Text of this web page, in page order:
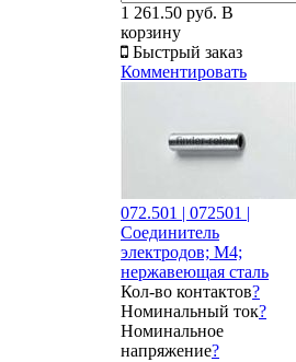
1 261.50 руб. В
корзину
Быстрый заказ
Комментировать
072.501 | 072501 |
Соединитель
электродов; М4;
нержавеющая сталь
Кол-во контактов?
Номинальный ток?
Номинальное
напряжение?